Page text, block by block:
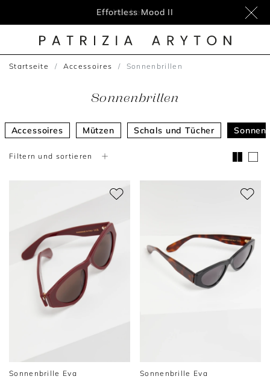
Effortless Mood II
Startseite Accessoires Sonnenbrillen
Sonnenbrillen
Accessoires Mützen Schals und Tücher
Filtern und sortieren
Sonnenbrille Eva
Sonnenbrille Eva